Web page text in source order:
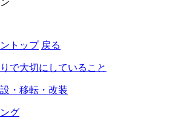
トップ 戻る
で大切にしていること
・移転・改装
グ